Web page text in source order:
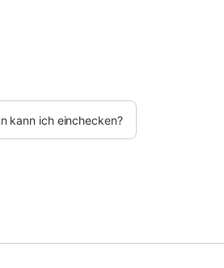
kann ich einchecken?